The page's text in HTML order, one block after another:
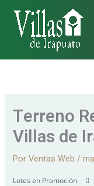
contenido
Terreno
Villas de
PorVentas Web/
Lotes en Promoción